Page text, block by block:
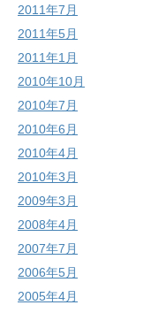
2011年7月
2011年5月
2011年1月
2010年10月
2010年7月
2010年6月
2010年4月
2010年3月
2009年3月
2008年4月
2007年7月
2006年5月
2005年4月